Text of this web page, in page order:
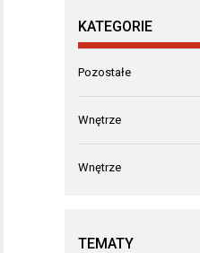
KATEGORIE
Pozostałe
Wnętrze
Wnętrze
TEMATY